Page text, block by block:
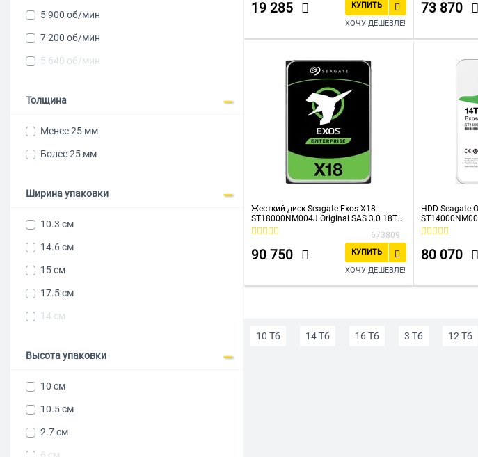
5 900 об/мин
7 200 об/мин
5 640 об/мин
Толщина
Менее 25 мм
Более 25 мм
Ширина упаковки
10.3 см
14.6 см
15 см
17.5 см
14 см
Высота упаковки
10 см
10.5 см
2.7 см
19 285
КУПИТЬ
ХОЧУ ДЕШЕВЛЕ!
73 870
Жесткий диск Seagate Exos X18
ST18000NM004J Original SAS 3.0 18Tb
(7200rpm) 256Mb 3.5"
673809
90 750
КУПИТЬ
ХОЧУ ДЕШЕВЛЕ!
HDD Seagate
(7200rpm)
80 070
10 Тб 14 Тб 16 Тб 3 Тб 12 Тб